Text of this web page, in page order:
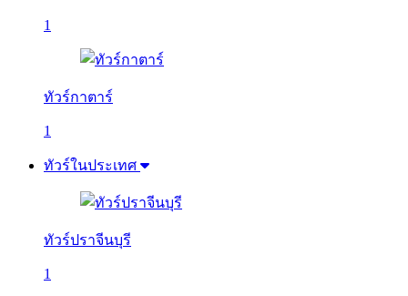
1
ทัวร์กาตาร์
1
ทัวร์ในประเทศ
ทัวร์ปราจีนบุรี
1